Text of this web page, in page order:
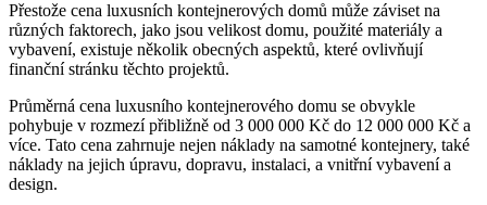
Přestože cena luxusních kontejnerových domů může záviset na
různých faktorech, jako jsou velikost domu, použité materiály a
vybavení, existuje několik obecných aspektů, které ovlivňují
finanční stránku těchto projektů.
Průměrná cena luxusního kontejnerového domu se obvykle
pohybuje v rozmezí přibližně od 3 000 000 Kč do 12 000 000 Kč a
více. Tato cena zahrnuje nejen náklady na samotné kontejnery, také
náklady na jejich úpravu, dopravu, instalaci, a vnitřní vybavení a
design.